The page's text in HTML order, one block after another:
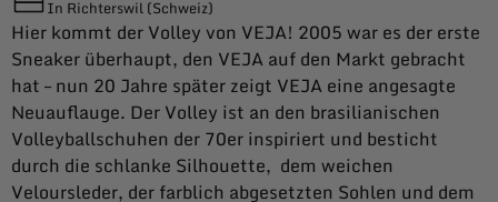
In Richterswil (Schweiz)
Hier kommt der Volley von VEJA! 2005 war es der erste
Sneaker überhaupt, den VEJA auf den Markt gebracht
hat – nun 20 Jahre später zeigt VEJA eine angesagte
Neuauflauge. Der Volley ist an den brasilianischen
Volleyballschuhen der 70er inspiriert und besticht
durch die schlanke Silhouette, dem weichen
Veloursleder, der farblich abgesetzten Sohlen und dem